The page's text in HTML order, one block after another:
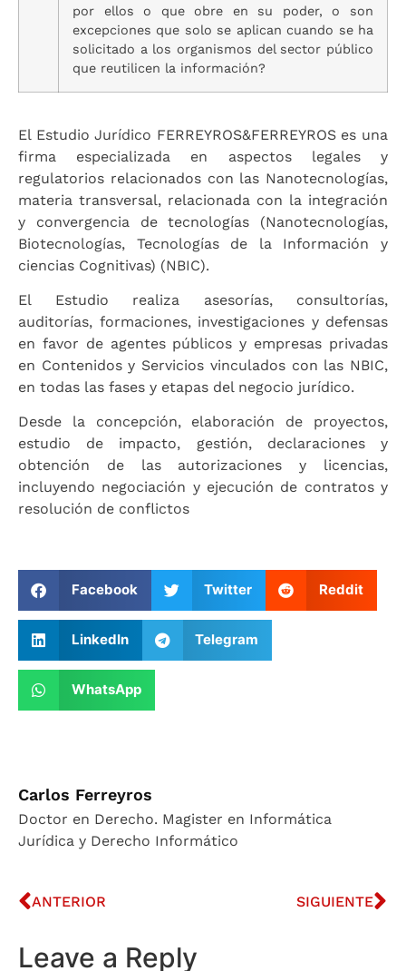
por ellos o que obre en su poder, o son
excepciones que solo se aplican cuando se ha
solicitado a los organismos del sector público
que reutilicen la información?
El Estudio Jurídico FERREYROS&FERREYROS es una
firma especializada en aspectos legales y
regulatorios relacionados con las Nanotecnologías,
materia transversal, relacionada con la integración
y convergencia de tecnologías (Nanotecnologías,
Biotecnologías, Tecnologías de la Información y
ciencias Cognitivas) (NBIC).
El Estudio realiza asesorías, consultorías,
auditorías, formaciones, investigaciones y defensas
en favor de agentes públicos y empresas privadas
en Contenidos y Servicios vinculados con las NBIC,
en todas las fases y etapas del negocio jurídico.
Desde la concepción, elaboración de proyectos,
estudio de impacto, gestión, declaraciones y
obtención de las autorizaciones y licencias,
incluyendo negociación y ejecución de contratos y
resolución de conflictos
Facebook Twitter Reddit
LinkedIn Telegram
WhatsApp
Carlos Ferreyros
Doctor en Derecho. Magister en Informática
Jurídica y Derecho Informático
ANTERIOR SIGUIENTE
Leave a Reply